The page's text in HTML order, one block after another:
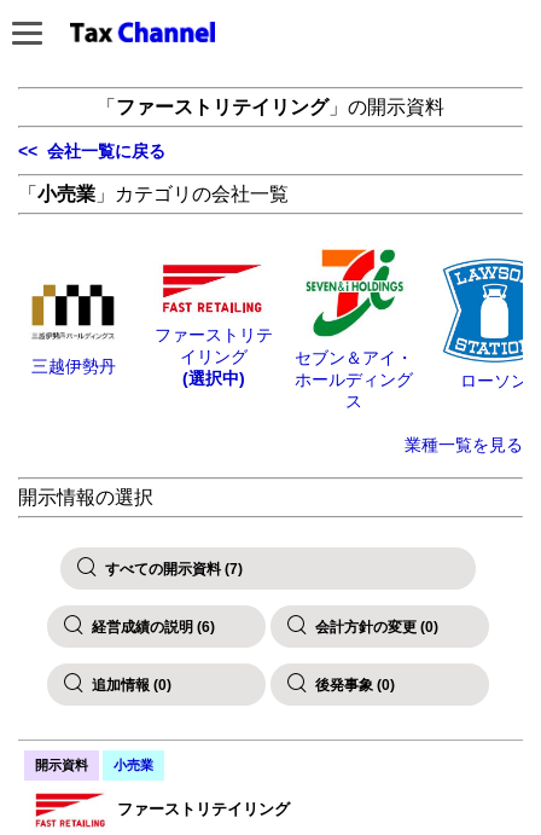
「 ファーストリテイリング」の開示資料
<< 会社一覧に戻る
「 小売業 」カテゴリの会社一覧
三越伊勢丹
ファーストリテ
イリング
(選択中)
セブン＆アイ・
ホールディング
ス
ローソン
業種一覧を見る
開示情報の選択
すべての開示資料 (7)
経営成績の説明 (6) 会計方針の変更 (0)
追加情報 (0) 後発事象 (0)
開示資料 小売業
ファーストリテイリング